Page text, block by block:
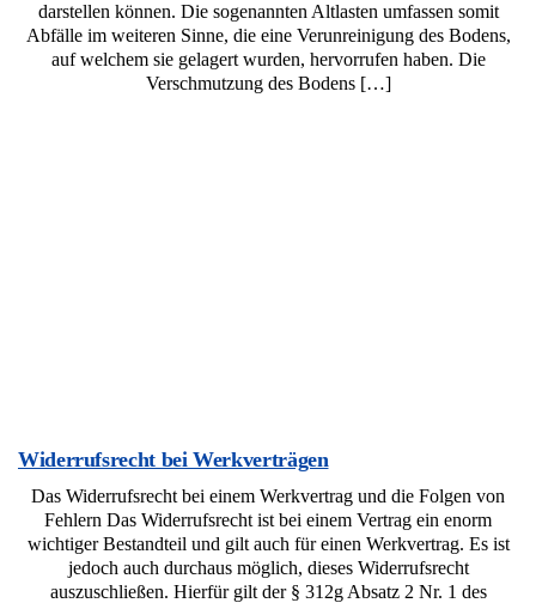
darstellen können. Die sogenannten Altlasten umfassen somit
Abfälle im weiteren Sinne, die eine Verunreinigung des Bodens,
auf welchem sie gelagert wurden, hervorrufen haben. Die
Verschmutzung des Bodens […]
Widerrufsrecht bei Werkverträgen
Das Widerrufsrecht bei einem Werkvertrag und die Folgen von
Fehlern Das Widerrufsrecht ist bei einem Vertrag ein enorm
wichtiger Bestandteil und gilt auch für einen Werkvertrag. Es ist
jedoch auch durchaus möglich, dieses Widerrufsrecht
auszuschließen. Hierfür gilt der § 312g Absatz 2 Nr. 1 des